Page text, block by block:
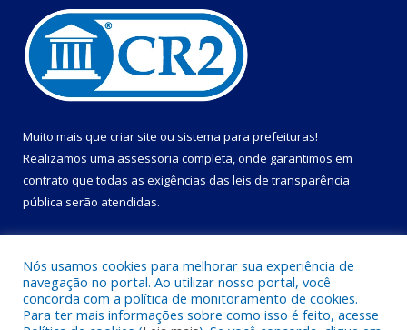
Muito mais que criar site ou sistema para prefeituras!
Realizamos uma assessoria completa, onde garantimos em
contrato que todas as exigências das leis de transparência
pública serão atendidas.
Nós usamos cookies para melhorar sua experiência de
navegação no portal. Ao utilizar nosso portal, você
concorda com a política de monitoramento de cookies.
Para ter mais informações sobre como isso é feito, acesse